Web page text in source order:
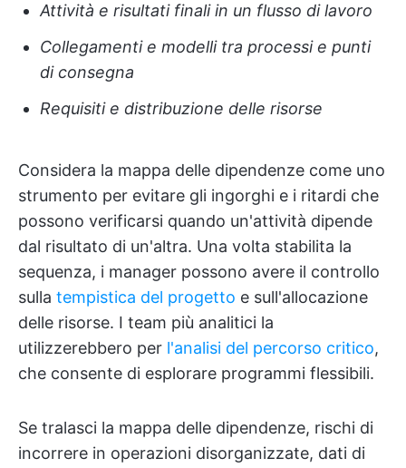
Attività e risultati finali in un flusso di lavoro
Collegamenti e modelli tra processi e punti
di consegna
Requisiti e distribuzione delle risorse
Considera la mappa delle dipendenze come uno
strumento per evitare gli ingorghi e i ritardi che
possono verificarsi quando un'attività dipende
dal risultato di un'altra. Una volta stabilita la
sequenza, i manager possono avere il controllo
sulla tempistica del progetto e sull'allocazione
delle risorse. I team più analitici la
utilizzerebbero per l'analisi del percorso critico,
che consente di esplorare programmi flessibili.
Se tralasci la mappa delle dipendenze, rischi di
incorrere in operazioni disorganizzate, dati di